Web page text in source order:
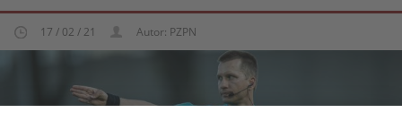
17 / 02 / 21 Autor: PZPN